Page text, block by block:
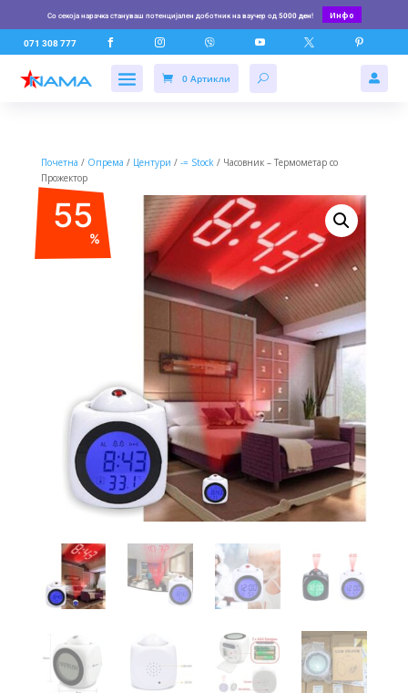
Со секоја нарачка стануваш потенцијален доботник на ваучер од 5000 ден! Инфо
071 308 777      
0 Артикли 
Почетна / Опрема / Центури / -= Stock/ Часовник – Термометар со
Прожектор
55
%